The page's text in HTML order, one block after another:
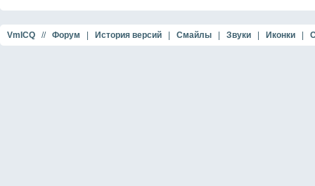
VmICQ // Форум История версий Смайлы Звуки Иконки